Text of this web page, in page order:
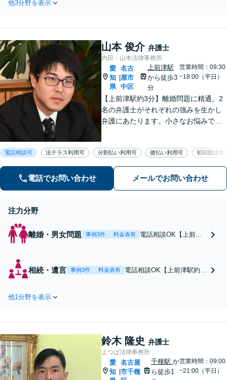
いを大切に、次世代への円滑な財産
間相談可】
他3分野を表示
山本 俊介 弁護士
内田・山本法律事務所
愛
知
県
名古
屋市
中区
上前津駅
から徒歩3
分
営業時間：09:30
~18:00（平日）
【上前津駅約3分】離婚問題に精通。2
名の弁護士がそれぞれの強みを生かし
弁護にあたります。小さなお悩みで
イスを行います！【初回相談無料】
電話相談可 法テラス利用可 分割払い利用可 後払い利用可 初回面談無
電話でお問い合わせ メールでお問い合わせ
注力分野
離婚・男女問題 事例3件 料金表有
電話相談OK【上前津
可！複雑な離婚事案は
なお悩みからお聞きし
ます。
相続・遺言 事例3件 料金表有
電話相談OK【上前津駅約3
NEや直通電話でのご連絡／
能です。不動産相続／相続
放棄／寄与分／遺言書作成
【初回相談無料】
他1分野を表示
鈴木 隆史 弁護士
よつば法律事務所
愛
知
名古屋
市千種
千種駅 か
ら徒歩1
営業時間：09:00
~21:00（平日）